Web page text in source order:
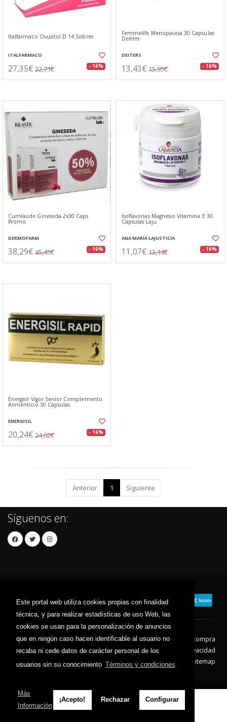
Este portal web utiliza cookies propias con finalidad
técnica, y para realizar estadísticas de uso Web, las
cookies se usan para la personalización de anuncios
que en ningún caso hacen identificable al usuario no
recaba ni cede datos de carácter personal de los
usuarios sin su conocimiento Términos y condiciones
Más
Información
¡Acepto! Rechazar Configurar
Italfarmaco Ovusitol D 14 Sobres
ITALFARMACO
27,35€ 32,71€ - 16%
Femmelife Menopausia 30 Capsulas
Deiters
DEITERS
13,43€ 15,95€ - 16%
Cumlaude Gineseda 2x30 Caps
Promo
DERMOFARM
38,29€ 45,45€ - 16%
Isoflavonas Magnesio Vitamina E 30
Capsulas Laju
ANA MARÍA LAJUSTICIA
11,07€ 13,14€ - 16%
Energisil Vigor Senior Complemento
Alimenticio 30 Cápsulas
ENERGISIL
20,24€ 24,02€ - 16%
Anterior 1 Siguiente
Síguenos en:
Contacto Aviso Legal
Condiciones de compra
Política de envíos
Política de devolución
Política de Privacidad
Política de Cookies
Sitemap